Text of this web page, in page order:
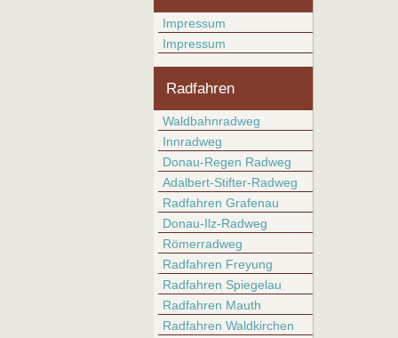
Impressum
Impressum
Radfahren
Waldbahnradweg
Innradweg
Donau-Regen Radweg
Adalbert-Stifter-Radweg
Radfahren Grafenau
Donau-Ilz-Radweg
Römerradweg
Radfahren Freyung
Radfahren Spiegelau
Radfahren Mauth
Radfahren Waldkirchen